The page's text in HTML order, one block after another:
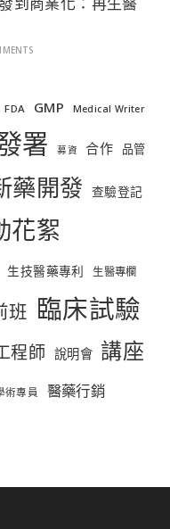
FDA GMP Medical Writer
署 募資 合作 品管
藥開發 查驗登記
花絮
生技醫藥專利 生醫專欄
班 臨床試驗
程師 說明會 講座
術專員 醫藥行銷